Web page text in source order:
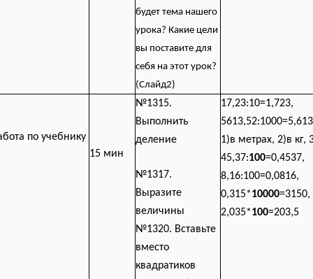
будет тема нашего
урока? Какие цели
вы поставите для
себя на этот урок?
(Слайд2)
по учебнику
15 мин
№1315.
Выполнить
деление
№1317.
Выразите
величины
№1320. Вставьте
вместо
квадратиков
17,23:10=1,723,
1)в метрах, 2)в кг,
45,37:100=0,4537,
8,16:100=0,0816,
0,315*10000=3150,
2,035*100=203,5